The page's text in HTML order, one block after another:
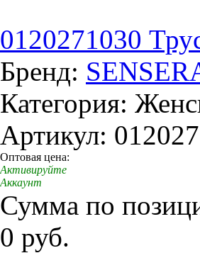
0120271030
Бренд:
Категория:
Артикул:
Оптовая цена:
Активируйте
Аккаунт
Сумма по
0 руб.